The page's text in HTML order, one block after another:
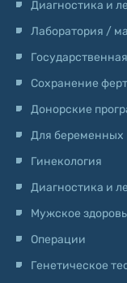
Диагностика и
Лаборатория /
Сохранение
Донорские
Для беременных
Гинекология
Диагностика и
Мужское
Операции
Генетическое